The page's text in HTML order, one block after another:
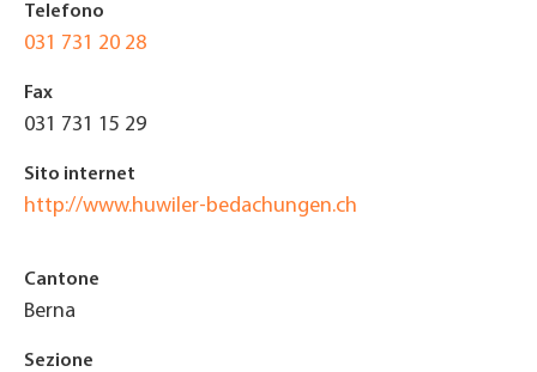
Telefono
031 731 20 28
Fax
031 731 15 29
Sito internet
http://www.huwiler-bedachungen.ch
Cantone
Berna
Sezione